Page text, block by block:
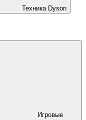
Техника Dyson
Игровые